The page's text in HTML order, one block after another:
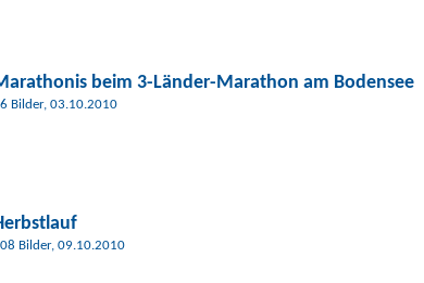
beim 3-Länder-Marathon am Bodensee
Bilder, 03.10.2010
Bilder, 09.10.2010